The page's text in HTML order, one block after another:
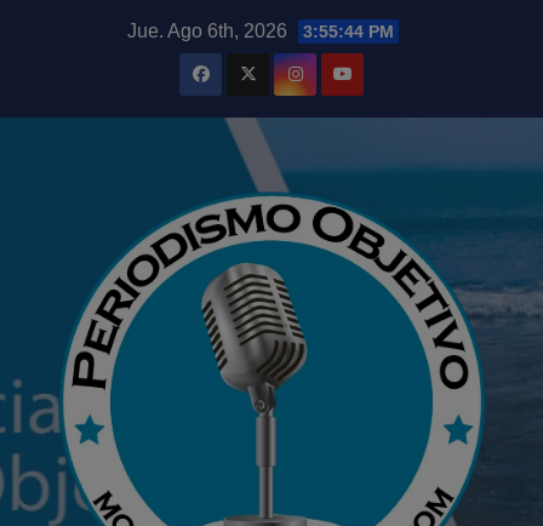
Jue. Ago 6th, 2026 3:55:45 PM
modal-check